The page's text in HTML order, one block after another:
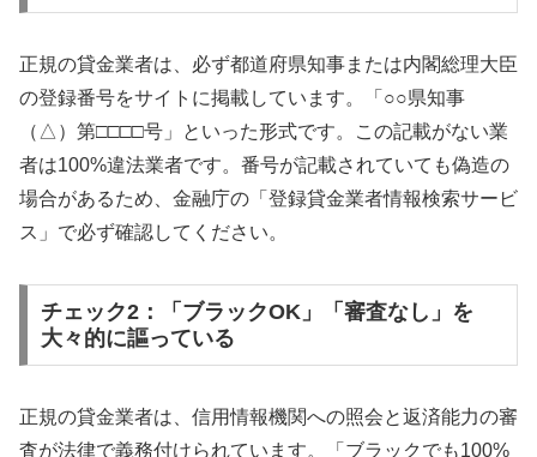
正規の貸金業者は、必ず都道府県知事または内閣総理大臣
の登録番号をサイトに掲載しています。「○○県知事
（△）第□□□□号」といった形式です。この記載がない業
者は100%違法業者です。番号が記載されていても偽造の
場合があるため、金融庁の「登録貸金業者情報検索サービ
ス」で必ず確認してください。
チェック2：「ブラックOK」「審査なし」を
大々的に謳っている
正規の貸金業者は、信用情報機関への照会と返済能力の審
査が法律で義務付けられています。「ブラックでも100%